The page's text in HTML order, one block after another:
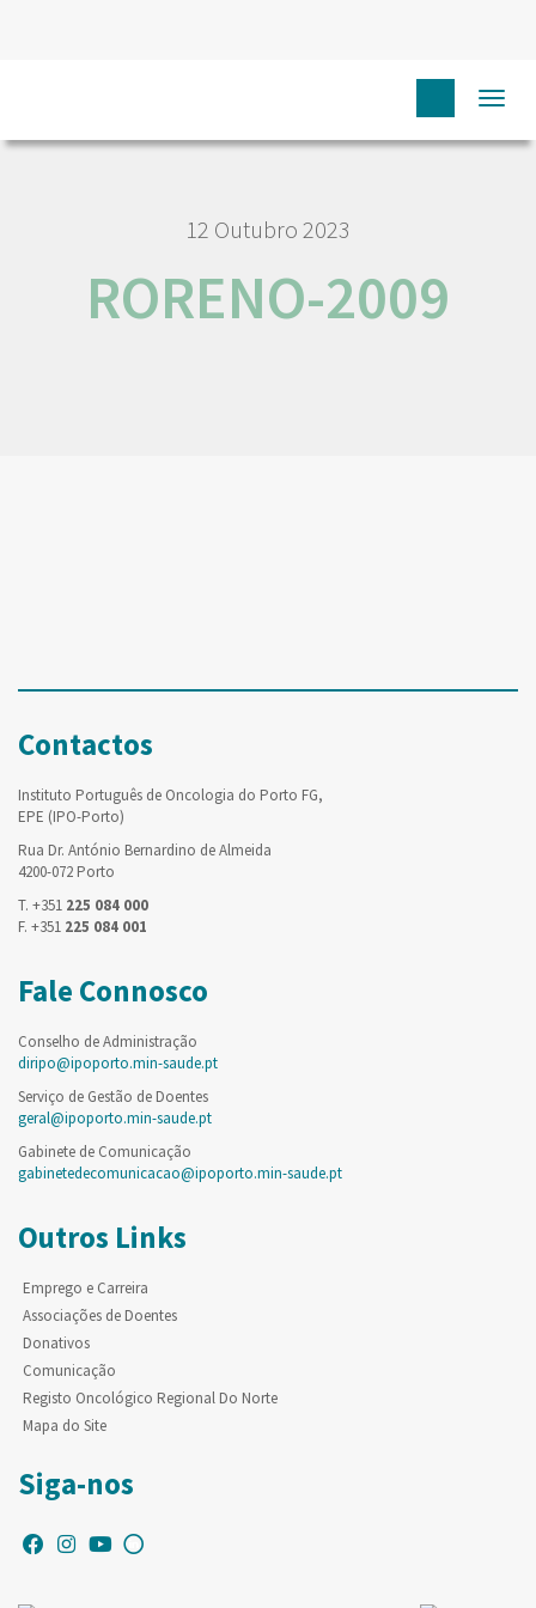
12 Outubro 2023
RORENO-2009
Contactos
Instituto Português de Oncologia do Porto FG,
EPE (IPO-Porto)
Rua Dr. António Bernardino de Almeida
4200-072 Porto
T. +351 225 084 000
F. +351 225 084 001
Fale Connosco
Conselho de Administração
diripo@ipoporto.min-saude.pt
Serviço de Gestão de Doentes
geral@ipoporto.min-saude.pt
Gabinete de Comunicação
gabinetedecomunicacao@ipoporto.min-saude.pt
Outros Links
Emprego e Carreira
Associações de Doentes
Donativos
Comunicação
Registo Oncológico Regional Do Norte
Mapa do Site
Siga-nos